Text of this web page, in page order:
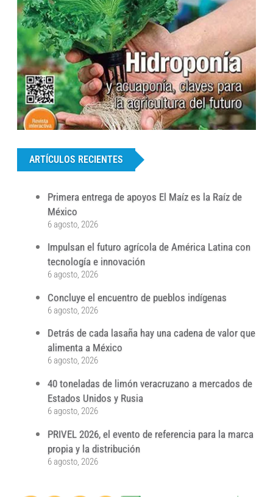
ARTÍCULOS RECIENTES
Primera entrega de apoyos El Maíz es la Raíz de
México
6 agosto, 2026
Impulsan el futuro agrícola de América Latina con
tecnología e innovación
6 agosto, 2026
Concluye el encuentro de pueblos indígenas
6 agosto, 2026
Detrás de cada lasaña hay una cadena de valor que
alimenta a México
6 agosto, 2026
40 toneladas de limón veracruzano a mercados de
Estados Unidos y Rusia
6 agosto, 2026
PRIVEL 2026, el evento de referencia para la marca
propia y la distribución
6 agosto, 2026